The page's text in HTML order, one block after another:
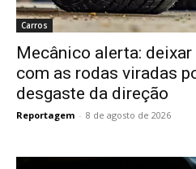
Carros
Mecânico alerta:
com as rodas viradas
desgaste da direção
Reportagem - 8 de agosto de 2026